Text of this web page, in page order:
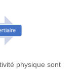
physique sont